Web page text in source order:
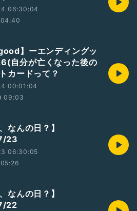
06:30:04
04:40
】ーエンディングッ
自分が亡くなった後の
カードって？
00:01:04
09:03
なんの日？】
23
06:30:05
05:26
なんの日？】
22